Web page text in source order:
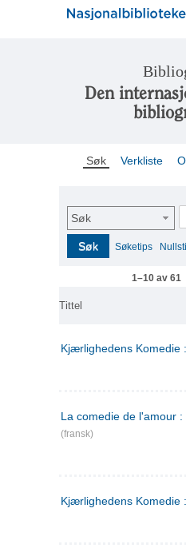
Den
Søk Verkliste
Søk
Søk Søketips Nullstill
1–10 av 61
Tittel
Kjærlighedens Komedie
La comedie de l'amour :
(fransk)
Kjærlighedens Komedie